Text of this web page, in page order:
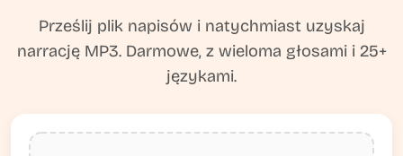
Prześlij plik napisów i natychmiast uzyskaj
narrację MP3. Darmowe, z wieloma głosami i 25+
językami.